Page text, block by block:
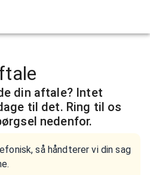
din aftale? Intet
til det. Ring til os
nedenfor.
så håndterer vi din sag